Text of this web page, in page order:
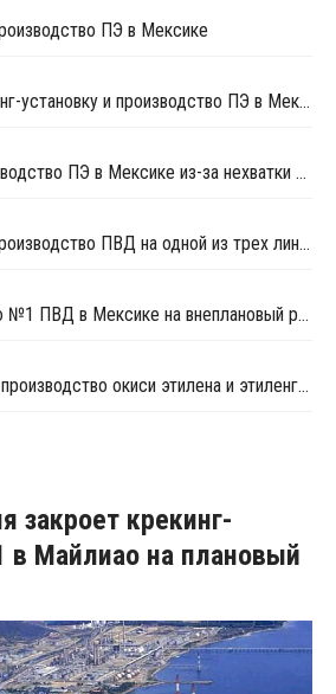
ПЭ в Мексике
Pemex закрыла крекинг-установку и производство ПЭ в Мексике на ремонт
Pemex закрыла производство ПЭ в Мексике из-за нехватки сырья
Pemex возобновила производство ПВД на одной из трех линий в Мексике
Pemex закрыла линию №1 ПВД в Мексике на внеплановый ремонт
Formosa возобновила производство окиси этилена и этиленгликоля в Пойнт-Комфорт
закроет крекинг-
в Майлиао на плановый